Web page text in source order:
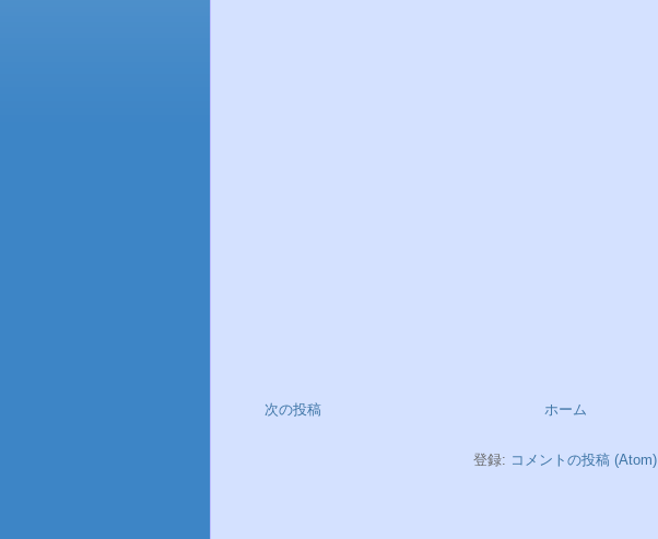
次の投稿 ホーム
登録: コメントの投稿 (Atom)